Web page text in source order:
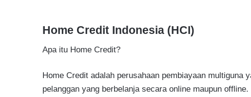
Home Credit Indonesia (HCI)
Apa itu Home Credit?
Home Credit adalah perusahaan pembiayaan multiguna
pelanggan yang berbelanja secara online maupun